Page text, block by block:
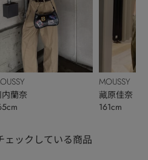
蘭奈
MOUSSY
藏原佳奈
161cm
ェックしている商品